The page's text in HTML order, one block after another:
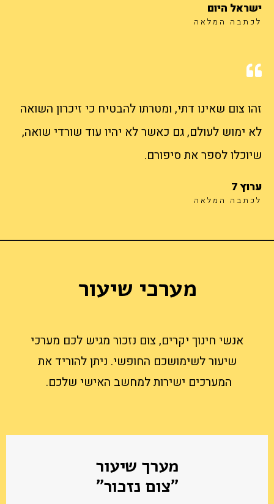
ישראל היום
לכתבה המלאה
זהו צום שאינו דתי, ומטרתו להבטיח כי זיכרון השואה
לא ימוש לעולם, גם כאשר לא יהיו עוד שורדי שואה,
שיוכלו לספר את סיפורם.
ערוץ 7
לכתבה המלאה
מערכי שיעור
אנשי חינוך יקרים, צום נזכור מגיש לכם מערכי
שיעור לשימושכם החופשי. ניתן להוריד את
המערכים ישירות למחשב האישי שלכם.
מערך שיעור
"צום נזכור"